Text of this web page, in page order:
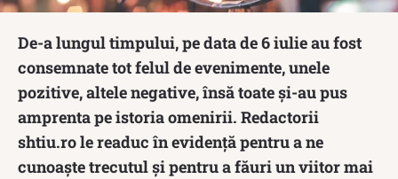
De-a lungul timpului, pe data de 6 iulie au fost
consemnate tot felul de evenimente, unele
pozitive, altele negative, însă toate și-au pus
amprenta pe istoria omenirii. Redactorii
shtiu.ro le readuc în evidență pentru a ne
cunoaște trecutul și pentru a făuri un viitor mai